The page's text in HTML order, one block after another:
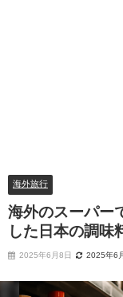
海外旅行
海外のスーパー
した日本の調味
2025年6月8日 2025年6